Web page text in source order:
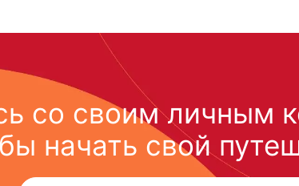
со своим личным
начать свой